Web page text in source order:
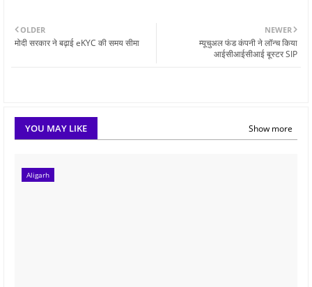
NEWER
म्यूचुअल फंड कंपनी ने लॉन्च किया
आईसीआईसीआई बूस्टर SIP
OLDER
मोदी सरकार ने बढ़ाई eKYC की समय सीमा
YOU MAY LIKE Show more
Aligarh